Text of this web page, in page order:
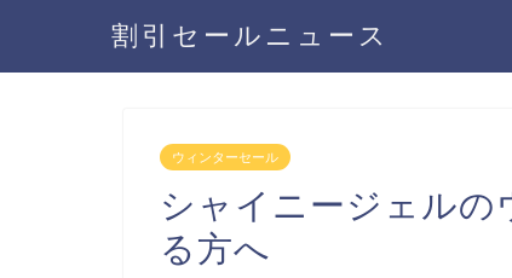
割引セールニュース
ウィンターセール
シャイニージェルの
る方へ